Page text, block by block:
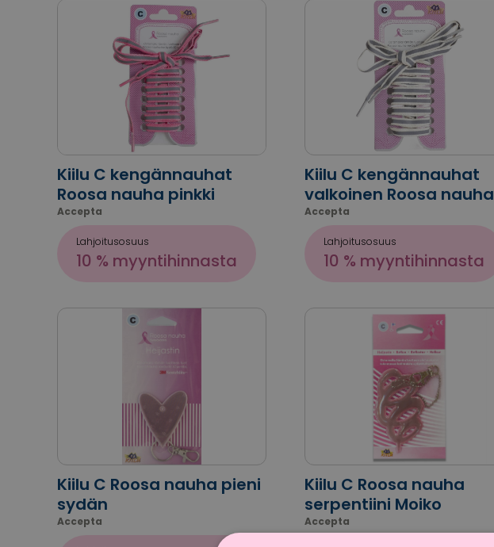
Kiilu C kengännauhat
Roosa nauha pinkki
Accepta
Lahjoitusosuus
10 % myyntihinnasta
Kiilu C kengännauhat
valkoinen Roosa nauha
Accepta
Lahjoitusosuus
10 % myyntihinnasta
Kiilu C Roosa nauha pieni
sydän
Accepta
Kiilu C Roosa nauha
serpentiini Moiko
Accepta